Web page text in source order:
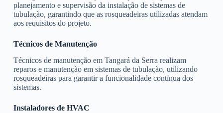
planejamento e supervisão da instalação de sistemas de
tubulação, garantindo que as rosqueadeiras utilizadas atendam
aos requisitos do projeto.
Técnicos de Manutenção
Técnicos de manutenção em Tangará da Serra realizam
reparos e manutenção em sistemas de tubulação, utilizando
rosqueadeiras para garantir a funcionalidade contínua dos
sistemas.
Instaladores de HVAC